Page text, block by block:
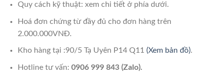
Quy cách kỹ thuật: xem chi tiết ở phía dưới.
Hoá đơn chứng từ đầy đủ cho đơn hàng trên
2.000.000VNĐ.
Kho hàng tại :90/5 Tạ Uyên P14 Q11 (Xem bản đồ).
Hotline tư vấn: 0906 999 843 (Zalo).